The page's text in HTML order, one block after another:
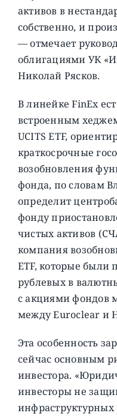
активов в
собственно, и
— отмечает
облигациями УК
Николай Рясков.
В линейке FinEx
встроенным
UCITS ETF,
краткосрочные
возобновления
фонда, по словам
определит
фонду
чистых активов
компания
ETF, которые были
рублевых в
с акциями фондов
между Euroclear и
Эта особенность
сейчас основным
инвестора.
инвесторы не
инфраструктурных